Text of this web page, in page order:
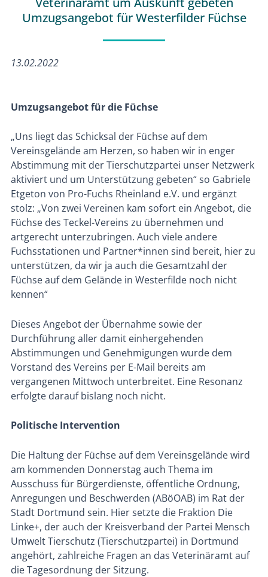
Umzugsangebot für Westerfilder Füchse
13.02.2022
Umzugsangebot für die Füchse
„Uns liegt das Schicksal der Füchse auf dem
Vereinsgelände am Herzen, so haben wir in enger
Abstimmung mit der Tierschutzpartei unser Netzwerk
aktiviert und um Unterstützung gebeten“ so Gabriele
Etgeton von Pro-Fuchs Rheinland e.V. und ergänzt
stolz: „Von zwei Vereinen kam sofort ein Angebot, die
Füchse des Teckel-Vereins zu übernehmen und
artgerecht unterzubringen. Auch viele andere
Fuchsstationen und Partner*innen sind bereit, hier zu
unterstützen, da wir ja auch die Gesamtzahl der
Füchse auf dem Gelände in Westerfilde noch nicht
kennen“
Dieses Angebot der Übernahme sowie der
Durchführung aller damit einhergehenden
Abstimmungen und Genehmigungen wurde dem
Vorstand des Vereins per E-Mail bereits am
vergangenen Mittwoch unterbreitet. Eine Resonanz
erfolgte darauf bislang noch nicht.
Politische Intervention
Die Haltung der Füchse auf dem Vereinsgelände wird
am kommenden Donnerstag auch Thema im
Ausschuss für Bürgerdienste, öffentliche Ordnung,
Anregungen und Beschwerden (ABöOAB) im Rat der
Stadt Dortmund sein. Hier setzte die Fraktion Die
Linke+, der auch der Kreisverband der Partei Mensch
Umwelt Tierschutz (Tierschutzpartei) in Dortmund
angehört, zahlreiche Fragen an das Veterinäramt auf
die Tagesordnung der Sitzung.